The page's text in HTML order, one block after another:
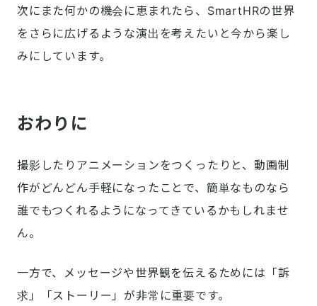
次にまた何かの機会に恵まれたら、SmartHRの世界
をさらに広げるような演出を考えたいと今から楽し
みにしています。
おわりに
撮影したりアニメーションをつくったりと、動画制
作がどんどん手軽になったことで、簡単なものなら
誰でもつくれるようになってきているかもしれませ
ん。
一方で、メッセージや世界観を伝えるためには「訴
求」「ストーリー」が非常に重要です。